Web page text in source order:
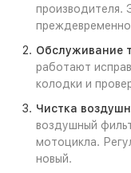
производителя.
Обслуживание
работают
колодки и
Чистка
воздушный
мотоцикла.
новый.